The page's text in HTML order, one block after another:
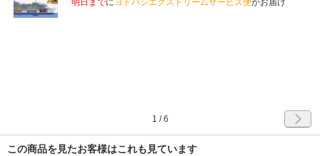
明日までにヨドバシエクストリームサービス便がお届け
1 /6
この商品を見たお客様はこれも見ています